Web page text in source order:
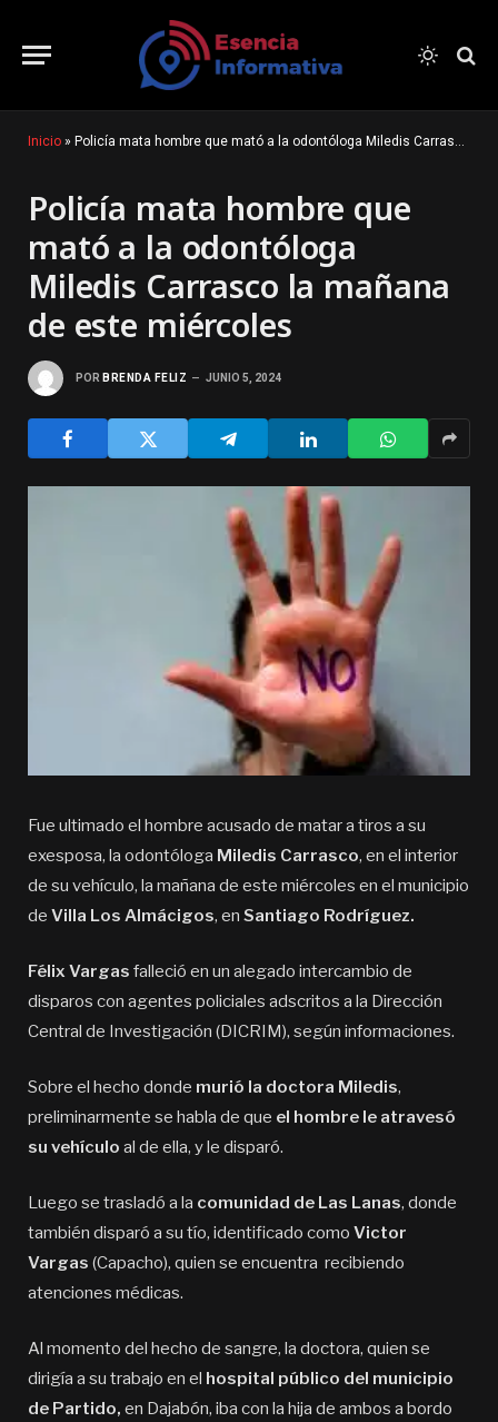
Inicio » Policía mata hombre que mató a la odontóloga Miledis Carrasco la mañana de este miércoles
Policía mata hombre que
mató a la odontóloga
Miledis Carrasco la mañana
de este miércoles
POR BRENDA FELIZ JUNIO 5, 2024
Fue ultimado el hombre acusado de matar a tiros a su
exesposa, la odontóloga Miledis Carrasco, en el interior
de su vehículo, la mañana de este miércoles en el municipio
de Villa Los Almácigos, en Santiago Rodríguez.
Félix Vargas falleció en un alegado intercambio de
disparos con agentes policiales adscritos a la Dirección
Central de Investigación (DICRIM), según informaciones.
Sobre el hecho donde murió la doctora Miledis,
preliminarmente se habla de que el hombre le atravesó
su vehículo al de ella, y le disparó.
Luego se trasladó a la comunidad de Las Lanas, donde
también disparó a su tío, identificado como Victor
Vargas (Capacho), quien se encuentra recibiendo
atenciones médicas.
Al momento del hecho de sangre, la doctora, quien se
dirigía a su trabajo en el hospital público del municipio
de Partido, en Dajabón, iba con la hija de ambos a bordo